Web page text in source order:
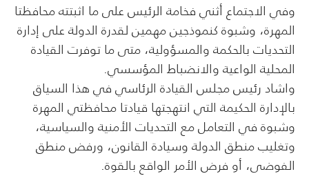
وفي الاجتماع أثني فخامة الرئيس على ما اثبتته محافظتا
المهرة، وشبوة كنموذجين مهمين لقدرة الدولة على إدارة
التحديات بالحكمة والمسؤولية، متى ما توفرت القيادة
المحلية الواعية والانضباط المؤسسي.
واشاد رئيس مجلس القيادة الرئاسي في هذا السياق
بالإدارة الحكيمة التي انتهجتها قيادتا محافظتي المهرة
وشبوة في التعامل مع التحديات الأمنية والسياسية،
وتغليب منطق الدولة وسيادة القانون، ورفض منطق
الفوضى، أو فرض الأمر الواقع بالقوة.